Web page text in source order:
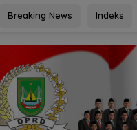
Breaking News Indeks